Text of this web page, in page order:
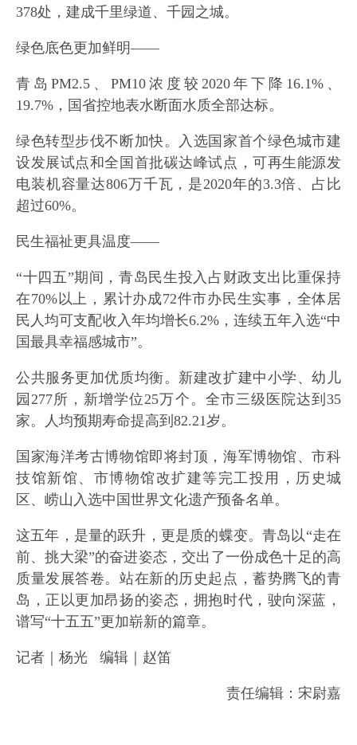
378处，建成千里绿道、千园之城。
绿色底色更加鲜明——
青岛PM2.5、PM10浓度较2020年下降16.1%、
19.7%，国省控地表水断面水质全部达标。
绿色转型步伐不断加快。入选国家首个绿色城市建
设发展试点和全国首批碳达峰试点，可再生能源发
电装机容量达806万千瓦，是2020年的3.3倍、占比
超过60%。
民生福祉更具温度——
“十四五”期间，青岛民生投入占财政支出比重保持
在70%以上，累计办成72件市办民生实事，全体居
民人均可支配收入年均增长6.2%，连续五年入选“中
国最具幸福感城市”。
公共服务更加优质均衡。新建改扩建中小学、幼儿
园277所，新增学位25万个。全市三级医院达到35
家。人均预期寿命提高到82.21岁。
国家海洋考古博物馆即将封顶，海军博物馆、市科
技馆新馆、市博物馆改扩建等完工投用，历史城
区、崂山入选中国世界文化遗产预备名单。
这五年，是量的跃升，更是质的蝶变。青岛以“走在
前、挑大梁”的奋进姿态，交出了一份成色十足的高
质量发展答卷。站在新的历史起点，蓄势腾飞的青
岛，正以更加昂扬的姿态，拥抱时代，驶向深蓝，
谱写“十五五”更加崭新的篇章。
记者｜杨光 编辑｜赵笛
责任编辑：宋尉嘉